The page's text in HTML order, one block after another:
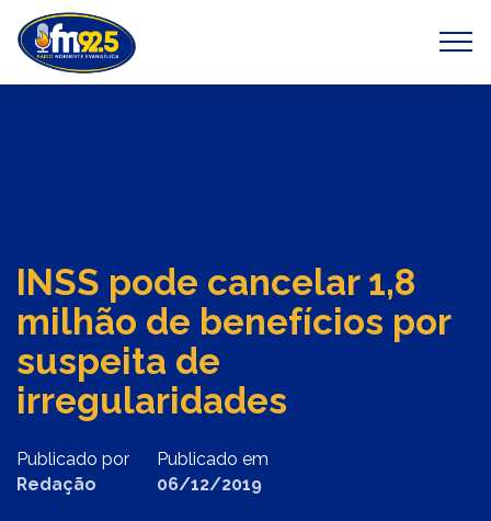
Previous Next
INSS pode cancelar 1,8
milhão de benefícios por
suspeita de
irregularidades
Publicado por
Redação
Publicado em
06/12/2019